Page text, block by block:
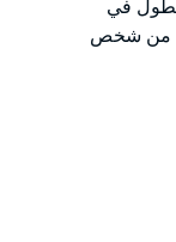
بنحو 50% في الطول في
من شخص